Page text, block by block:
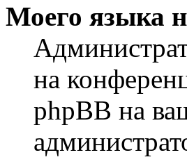
Моего языка
на
phpBB на